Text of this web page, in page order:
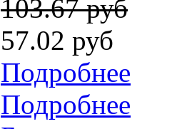
103.67 руб
57.02 руб
Подробнее
Подробнее